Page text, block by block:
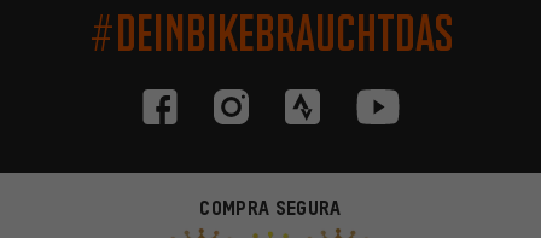
#DEINBIKEBRAUCHTDAS
COMPRA SEGURA